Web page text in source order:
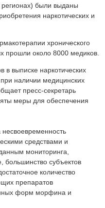
были выданы
наркотических и
хронического
прошли около 8000 медиков.
в выписке наркотических
наличии медицинских
пресс-секретарь
меры для обеспечения
средствами и
мониторинга,
большинство субъектов
количество
препаратов
форм морфина и